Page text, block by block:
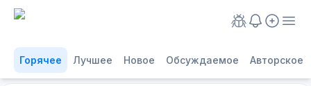
Горячее Лучшее Новое Обсуждаемое Авторское